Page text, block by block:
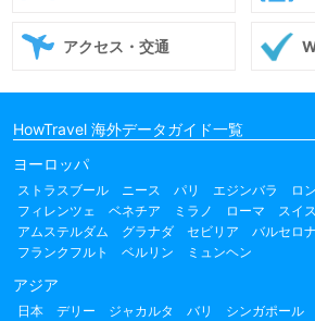
アクセス・交通
HowTravel 海外データガイド一覧
ヨーロッパ
ストラスブール ニース パリ エジンバラ ロ
フィレンツェ
ベネチア ミラノ ローマ スイス
アムステルダム
グラナダ セビリア バルセロナ
フランクフルト
ベルリン ミュンヘン
アジア
日本 デリー ジャカルタ バリ シンガポール